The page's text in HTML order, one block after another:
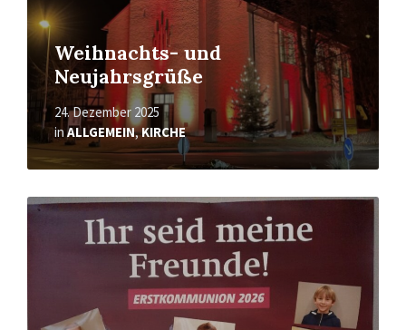
Weihnachts- und
Neujahrsgrüße
24. Dezember 2025
in ALLGEMEIN,KIRCHE
Mehr